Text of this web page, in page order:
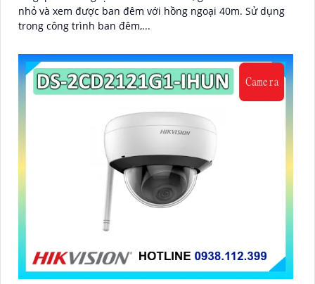
nhỏ và xem được ban đêm với hồng ngoại 40m. Sử dụng
trong công trình ban đêm,...